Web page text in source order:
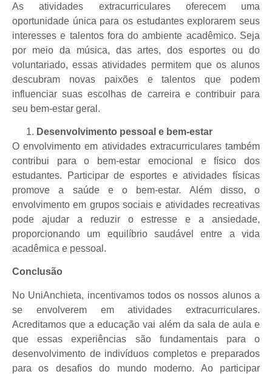
As atividades extracurriculares oferecem uma
oportunidade única para os estudantes explorarem seus
interesses e talentos fora do ambiente acadêmico. Seja
por meio da música, das artes, dos esportes ou do
voluntariado, essas atividades permitem que os alunos
descubram novas paixões e talentos que podem
influenciar suas escolhas de carreira e contribuir para
seu bem-estar geral.
Desenvolvimento pessoal e bem-estar
O envolvimento em atividades extracurriculares também
contribui para o bem-estar emocional e físico dos
estudantes. Participar de esportes e atividades físicas
promove a saúde e o bem-estar. Além disso, o
envolvimento em grupos sociais e atividades recreativas
pode ajudar a reduzir o estresse e a ansiedade,
proporcionando um equilíbrio saudável entre a vida
acadêmica e pessoal.
Conclusão
No UniAnchieta, incentivamos todos os nossos alunos a
se envolverem em atividades extracurriculares.
Acreditamos que a educação vai além da sala de aula e
que essas experiências são fundamentais para o
desenvolvimento de indivíduos completos e preparados
para os desafios do mundo moderno. Ao participar